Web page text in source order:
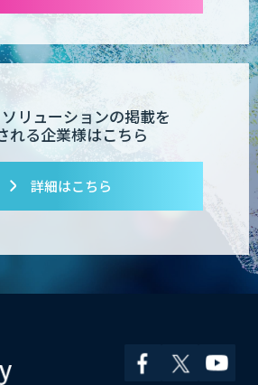
導入支援
開発支援
リューションの掲載を
れる企業様はこちら
詳細はこちら